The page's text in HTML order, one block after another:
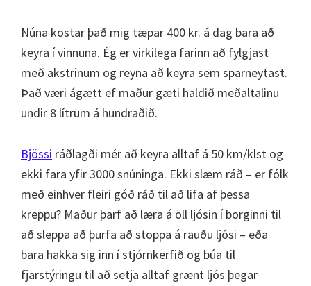
Núna kostar það mig tæpar 400 kr. á dag bara að
keyra í vinnuna. Ég er virkilega farinn að fylgjast
með akstrinum og reyna að keyra sem sparneytast.
Það væri ágætt ef maður gæti haldið meðaltalinu
undir 8 lítrum á hundraðið.
Bjössi ráðlagði mér að keyra alltaf á 50 km/klst og
ekki fara yfir 3000 snúninga. Ekki slæm ráð – er fólk
með einhver fleiri góð ráð til að lifa af þessa
kreppu? Maður þarf að læra á öll ljósin í borginni til
að sleppa að þurfa að stoppa á rauðu ljósi – eða
bara hakka sig inn í stjórnkerfið og búa til
fjarstýringu til að setja alltaf grænt ljós þegar